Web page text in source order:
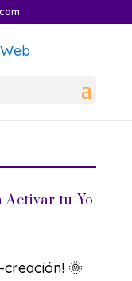
Activar tu Yo
🌞